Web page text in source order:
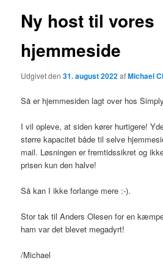
Ny host til vores
hjemmeside
Udgivet den31. august 2022afMichael
Så er hjemmesiden lagt over hos
I vil opleve, at siden kører hurtigere!
større kapacitet både til selve
mail. Løsningen er fremtidssikret og
prisen kun den halve!
Så kan I ikke forlange mere :-).
Stor tak til Anders Olesen for en
ham var det blevet megadyrt!
/Michael